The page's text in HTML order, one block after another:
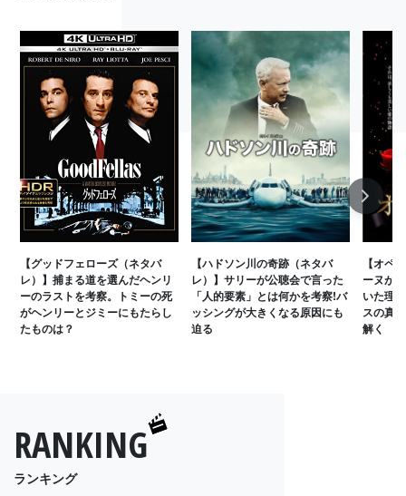
【グッドフェローズ（ネタバ
レ）】捕まる道を選んだヘンリ
ーのラストを考察。トミーの死
がヘンリーとジミーにもたらし
たものは？
【ハドソン川の奇跡（ネタバ
レ）】サリーが公聴会で言った
「人的要素」とは何かを考察!バ
ッシングが大きくなる原因にも
迫る
【オペ
ーヌが
いた理
スの真
解く
Next
RANKING
ランキング